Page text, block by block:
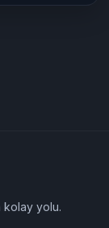
kolay yolu.